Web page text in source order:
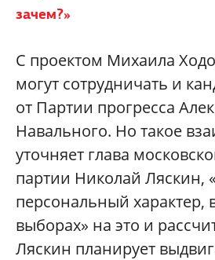
зачем?»
С проектом Михаила
могут сотрудничать и
от Партии прогресса
Навального. Но такое
уточняет глава
партии Николай Ляскин,
персональный характер,
выборах» на это и
Ляскин планирует